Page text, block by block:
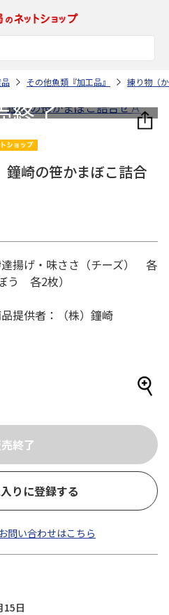
その他魚類『加工品』 練り物（
崎の笹かまぼこ詰合
揚げ・味ささ（チーズ） 各
う 各2枚）
提供者：（株）鐘崎
りに登録する
問い合わせはこちら
15日